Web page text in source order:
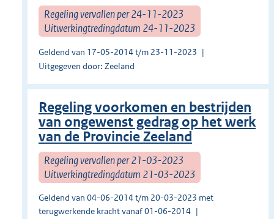
Regeling vervallen per 24-11-2023
Uitwerkingtredingdatum 24-11-2023
Geldend van 17-05-2014 t/m 23-11-2023
Uitgegeven door: Zeeland
Regeling voorkomen en bestrijden
van ongewenst gedrag op het werk
van de Provincie Zeeland
Regeling vervallen per 21-03-2023
Uitwerkingtredingdatum 21-03-2023
Geldend van 04-06-2014 t/m 20-03-2023 met
terugwerkende kracht vanaf 01-06-2014